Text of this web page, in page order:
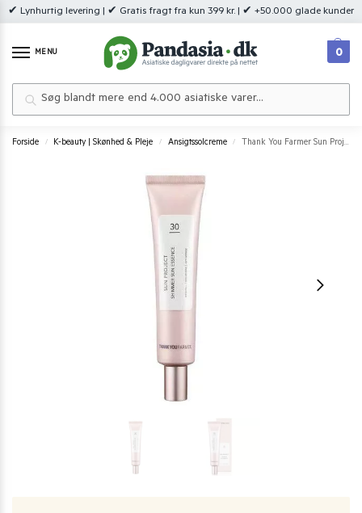
✔ Lynhurtig levering | ✔ Gratis fragt fra kun 399 kr. | ✔ +50.000 glade kunder
MENU 0
Forside / K-beauty | Skønhed & Pleje / Ansigtssolcreme / Thank You Farmer Sun Project Shimmer Sun Essence SPF30 PA++ 40 ml